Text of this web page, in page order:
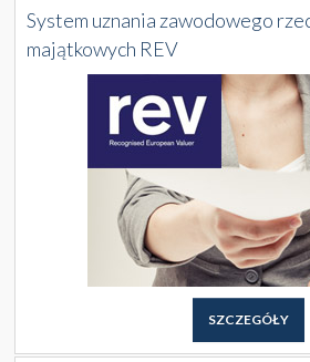
System uznania zawodowego
majątkowych REV
SZCZEGÓŁY